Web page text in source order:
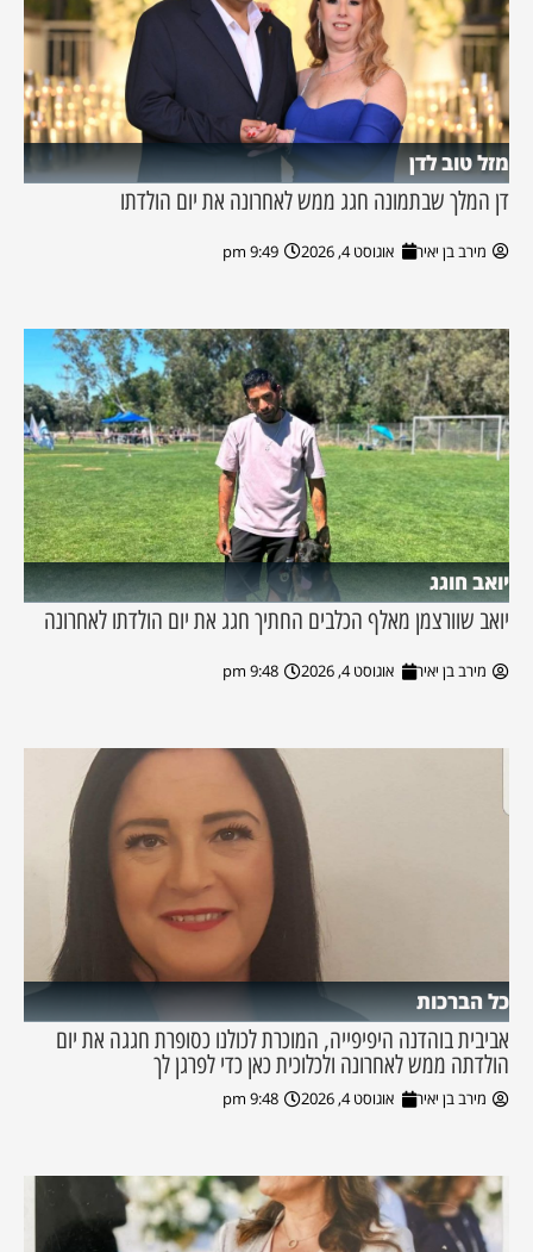
מזל טוב לדן
דן המלך שבתמונה חגג ממש לאחרונה את יום הולדתו
מירב בן יאיר אוגוסט 4, 2026 9:49 pm
יואב חוגג
יואב שוורצמן מאלף הכלבים החתיך חגג את יום הולדתו לאחרונה
מירב בן יאיר אוגוסט 4, 2026 9:48 pm
כל הברכות
אביבית בוהדנה היפיפייה, המוכרת לכולנו כסופרת חגגה את יום
הולדתה ממש לאחרונה ולכלוכית כאן כדי לפרגן לך
מירב בן יאיר אוגוסט 4, 2026 9:48 pm